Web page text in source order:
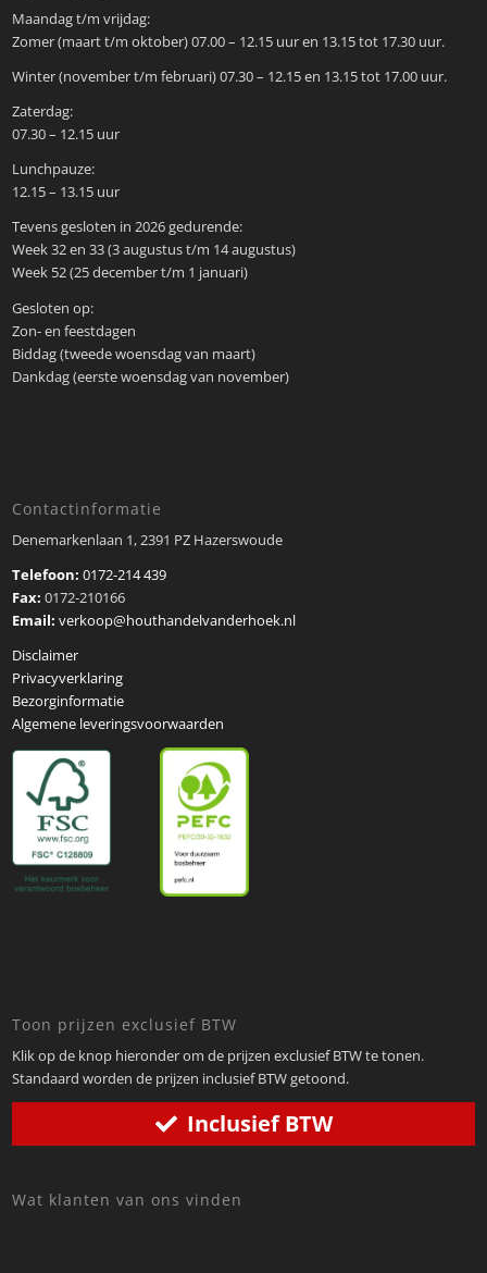
Maandag t/m vrijdag:
Zomer (maart t/m oktober) 07.00 – 12.15 uur en 13.15 tot 17.30 uur.
Winter (november t/m februari) 07.30 – 12.15 en 13.15 tot 17.00 uur.
Zaterdag:
07.30 – 12.15 uur
Lunchpauze:
12.15 – 13.15 uur
Tevens gesloten in 2026 gedurende:
Week 32 en 33 (3 augustus t/m 14 augustus)
Week 52 (25 december t/m 1 januari)
Gesloten op:
Zon- en feestdagen
Biddag (tweede woensdag van maart)
Dankdag (eerste woensdag van november)
Contactinformatie
Denemarkenlaan 1, 2391 PZ Hazerswoude
Telefoon:0172-214 439
Fax:0172-210166
Email: verkoop@houthandelvanderhoek.nl
Disclaimer
Privacyverklaring
Bezorginformatie
Algemene leveringsvoorwaarden
Toon prijzen exclusief BTW
Klik op de knop hieronder om de prijzen exclusief BTW te tonen.
Standaard worden de prijzen inclusief BTW getoond.
Inclusief BTW
Wat klanten van ons vinden